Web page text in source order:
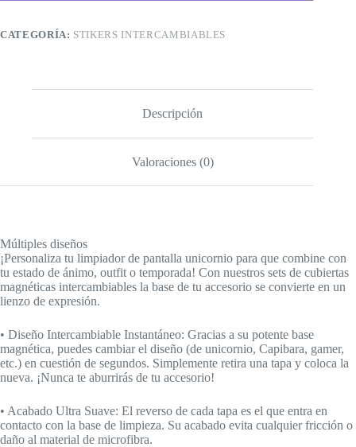
CATEGORÍA: STIKERS INTERCAMBIABLES
Descripción
Valoraciones (0)
Múltiples diseños
¡Personaliza tu limpiador de pantalla unicornio para que combine con
tu estado de ánimo, outfit o temporada! Con nuestros sets de cubiertas
magnéticas intercambiables la base de tu accesorio se convierte en un
lienzo de expresión.
• Diseño Intercambiable Instantáneo: Gracias a su potente base
magnética, puedes cambiar el diseño (de unicornio, Capibara, gamer,
etc.) en cuestión de segundos. Simplemente retira una tapa y coloca la
nueva. ¡Nunca te aburrirás de tu accesorio!
• Acabado Ultra Suave: El reverso de cada tapa es el que entra en
contacto con la base de limpieza. Su acabado evita cualquier fricción o
daño al material de microfibra.